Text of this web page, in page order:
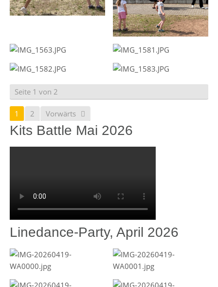
Seite 1 von 2
1 2 Vorwärts
Kits Battle Mai 2026
Linedance-Party, April 2026